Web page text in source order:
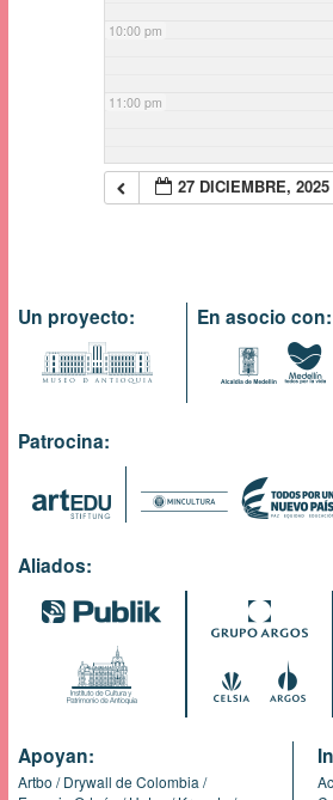
10:00 pm
11:00 pm
27 DICIEMBRE, 2025
Un proyecto: En asocio con:
Patrocina:
Aliados:
Apoyan:
Artbo
Drywall de Colombia